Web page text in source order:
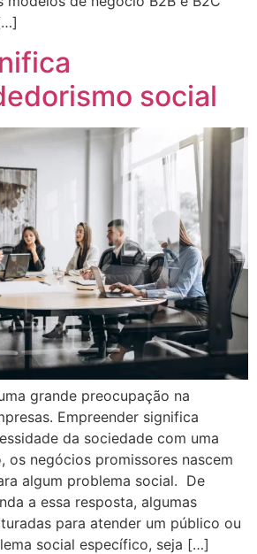
social
grande preocupação na
Empreender significa
da sociedade com uma
os negócios promissores nascem
algum problema social. De
a essa resposta, algumas
para atender um público ou
social específico, seja […]